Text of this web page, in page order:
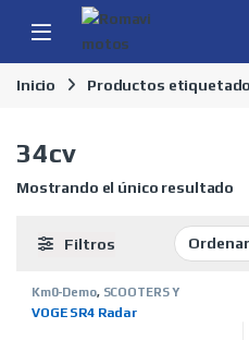
Skip to navigation
Skip to content
Inicio Productos
34cv
Mostrando el único resultado
Filtros
Km0-Demo, SCOOTERS Y
VOGE SR4 Radar